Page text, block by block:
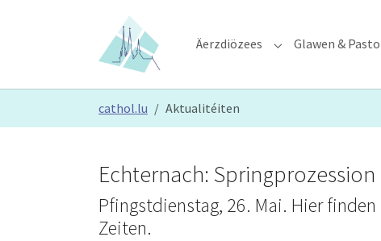
Äerzdiözees Submenu for
Glawen &
cathol.lu Aktualitéiten
Echternach: Springprozession
Pfingstdienstag, 26. Mai. Hier
Zeiten.